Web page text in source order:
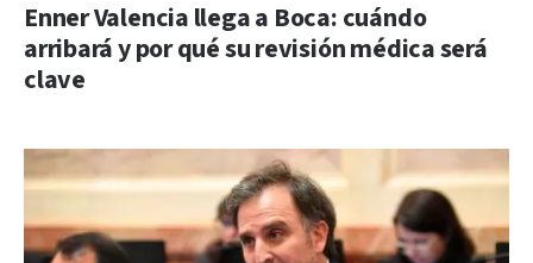
Enner Valencia llega a Boca: cuándo
arribará y por qué su revisión médica será
clave